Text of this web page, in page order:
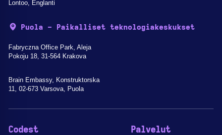
Lontoo, Englanti
Puola - Paikalliset teknologiakeskukset
Fabryczna Office Park, Aleja
Pokoju 18, 31-564 Krakova
Brain Embassy, Konstruktorska
11, 02-673 Varsova, Puola
Codest Palvelut